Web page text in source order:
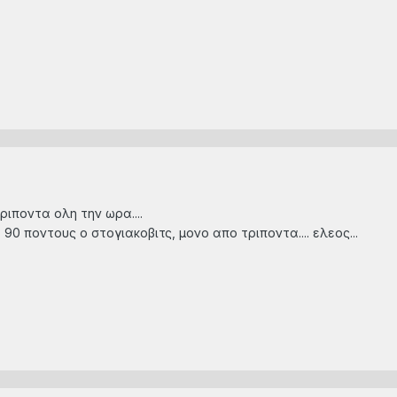
ολη την ωρα....
ποντους ο στογιακοβιτς, μονο απο τριποντα.... ελεος...